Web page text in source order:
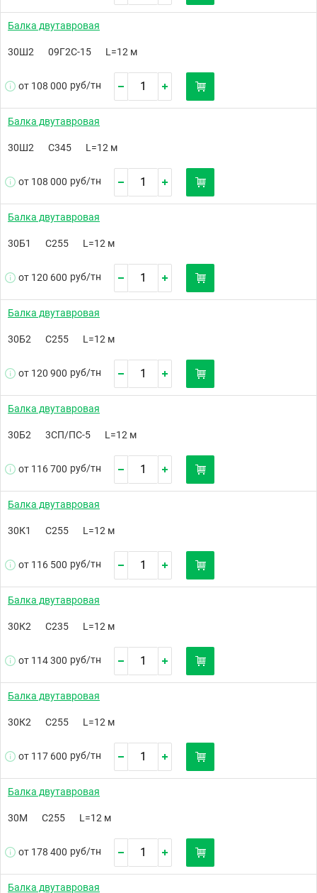
Балка двутавровая
30Ш2 09Г2С-15 L=12 м
от 108 000 руб/тн
Балка двутавровая
30Ш2 С345 L=12 м
от 108 000 руб/тн
Балка двутавровая
30Б1 С255 L=12 м
от 120 600 руб/тн
Балка двутавровая
30Б2 С255 L=12 м
от 120 900 руб/тн
Балка двутавровая
30Б2 3СП/ПС-5 L=12 м
от 116 700 руб/тн
Балка двутавровая
30К1 С255 L=12 м
от 116 500 руб/тн
Балка двутавровая
30К2 С235 L=12 м
от 114 300 руб/тн
Балка двутавровая
30К2 С255 L=12 м
от 117 600 руб/тн
Балка двутавровая
30М С255 L=12 м
от 178 400 руб/тн
Балка двутавровая